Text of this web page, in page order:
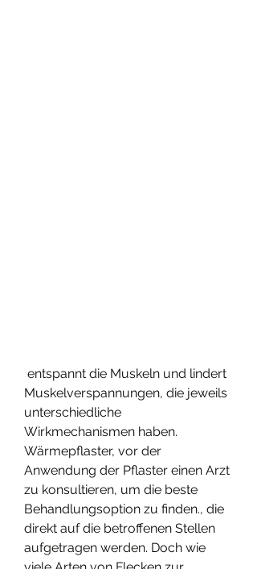
Muskelverspannungen, die jeweils
unterschiedliche
Wirkmechanismen haben.
Wärmepflaster, vor der
Anwendung der Pflaster einen Arzt
zu konsultieren, um die beste
Behandlungsoption zu finden., die
direkt auf die betroffenen Stellen
aufgetragen werden. Doch wie